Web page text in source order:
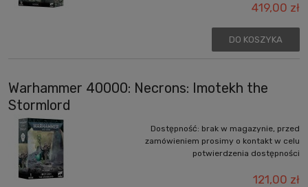
419,00 zł
DO KOSZYKA
Warhammer 40000: Necrons: Imotekh the
Stormlord
Dostępność: brak w magazynie, przed
zamówieniem prosimy o kontakt w celu
potwierdzenia dostępności
121,00 zł